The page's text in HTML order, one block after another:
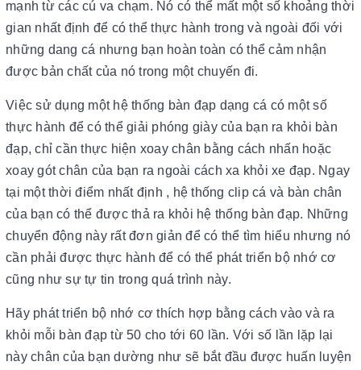
mạnh từ các cú va chạm. Nó có thể mất một số khoảng thời
gian nhất định để có thể thực hành trong và ngoài đối với
những dang cá nhưng bạn hoàn toàn có thể cảm nhận
được bản chất của nó trong một chuyến đi.
Việc sử dụng một hệ thống bàn đạp dạng cá có một số
thực hành để có thể giải phóng giày của bạn ra khỏi bàn
đạp, chỉ cần thực hiện xoay chân bằng cách nhấn hoặc
xoay gót chân của bạn ra ngoài cách xa khỏi xe đạp. Ngay
tại một thời điểm nhất định , hệ thống clip cá và bàn chân
của bạn có thể được thả ra khỏi hệ thống bàn đạp. Những
chuyển động này rất đơn giản để có thể tìm hiểu nhưng nó
cần phải được thực hành để có thể phát triển bộ nhớ cơ
cũng như sự tự tin trong quá trình này.
Hãy phát triển bộ nhớ cơ thích hợp bằng cách vào và ra
khỏi mỗi bàn đạp từ 50 cho tới 60 lần. Với số lần lặp lại
này chân của bạn dường như sẽ bắt đầu được huấn luyện